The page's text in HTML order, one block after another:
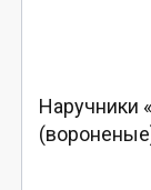
Наручники